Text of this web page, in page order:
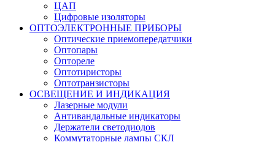
ЦАП
Цифровые изоляторы
ОПТОЭЛЕКТРОННЫЕ ПРИБОРЫ
Оптические приемопередатчики
Оптопары
Оптореле
Оптотиристоры
Оптотранзисторы
ОСВЕЩЕНИЕ И ИНДИКАЦИЯ
Лазерные модули
Антивандальные индикаторы
Держатели светодиодов
Коммутаторные лампы СКЛ